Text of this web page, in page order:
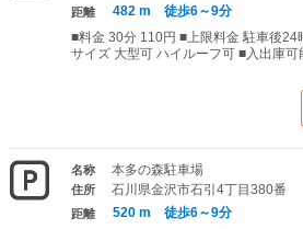
距離
482 m 徒歩6～9分
■料金 30分 110円 ■上限料金 駐車後24
サイズ 大型可 ハイルーフ可 ■入出庫可
名称 本多の森駐車場
住所 石川県金沢市石引4丁目380番
距離
520 m 徒歩6～9分